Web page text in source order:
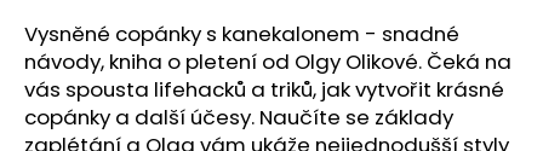
Vysněné copánky s kanekalonem - snadné
návody, kniha o pletení od Olgy Olikové. Čeká na
vás spousta lifehacků a triků, jak vytvořit krásné
copánky a další účesy. Naučíte se základy
zaplétání a Olga vám ukáže nejjednodušší styly
D
o